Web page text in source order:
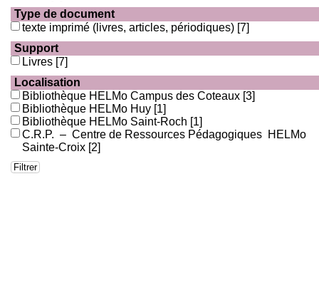
Type de document
texte imprimé (livres, articles, périodiques) [7]
Support
Livres [7]
Localisation
Bibliothèque HELMo Campus des Coteaux [3]
Bibliothèque HELMo Huy [1]
Bibliothèque HELMo Saint-Roch [1]
C.R.P. – Centre de Ressources Pédagogiques HELMo
Sainte-Croix [2]